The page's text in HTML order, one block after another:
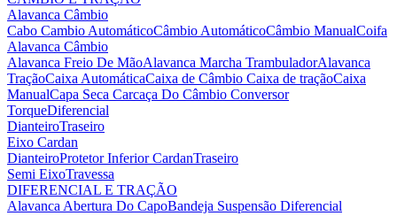
Alavanca Câmbio
Cabo Cambio AutomáticoCâmbio AutomáticoCâmbio ManualCoifa
Alavanca Câmbio
Alavanca Freio De MãoAlavanca Marcha TrambuladorAlavanca
TraçãoCaixa AutomáticaCaixa de Câmbio Caixa de traçãoCaixa
ManualCapa Seca Carcaça Do Câmbio Conversor
TorqueDiferencial
DianteiroTraseiro
Eixo Cardan
DianteiroProtetor Inferior CardanTraseiro
Semi EixoTravessa
DIFERENCIAL E TRAÇÃO
Alavanca Abertura Do CapoBandeja Suspensão Diferencial